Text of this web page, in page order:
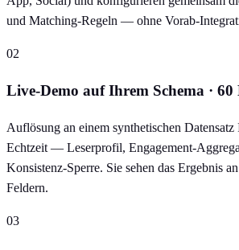
und Matching-Regeln — ohne Vorab-
02
Live-Demo auf Ihrem Schema ·
Auflösung an einem synthetischen
Echtzeit — Leserprofil, Engagement-
Konsistenz-Sperre. Sie sehen das Ergebnis
Feldern.
03